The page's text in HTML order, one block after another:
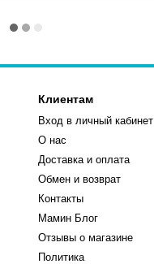
Клиентам
Вход в личный кабинет
О нас
Доставка и оплата
Обмен и возврат
Контакты
Мамин Блог
Отзывы о магазине
Политика